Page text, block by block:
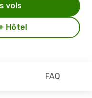
Hôtel
vols
FAQ